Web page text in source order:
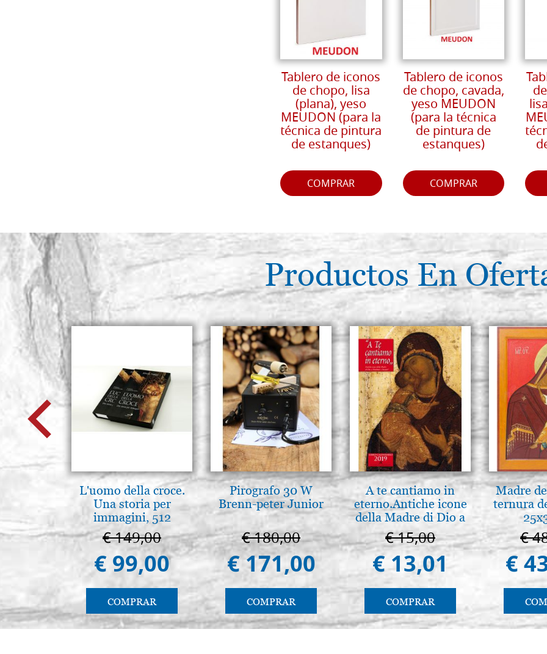
Tablero de iconos
de chopo, lisa
(plana), yeso
MEUDON (para la
técnica de pintura
de estanques)
COMPRAR
Tablero de iconos
de chopo, cavada,
yeso MEUDON
(para la técnica
de pintura de
estanques)
COMPRAR
Productos En
L'uomo della croce.
Una storia per
immagini, 512
páginas
€ 149,00
€ 99,00
COMPRAR
Pirografo 30 W
Brenn-peter Junior
€ 180,00
€ 171,00
COMPRAR
A te cantiamo in
eterno.Antiche icone
della Madre di Dio a
Vladimir e Suzdal
(libro-cal. 2019)
€ 15,00
€ 13,01
COMPRAR
Madre
ternura
€
€